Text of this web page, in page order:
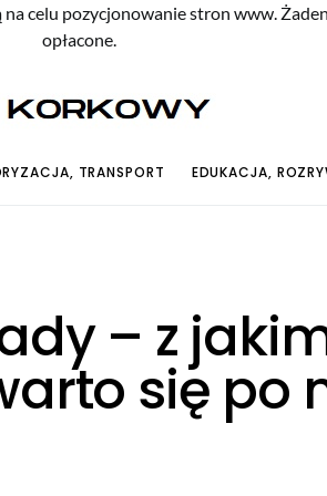
celu pozycjonowanie stron www.
opłacone.
TRANSPORT EDUKACJA,
– z
się po